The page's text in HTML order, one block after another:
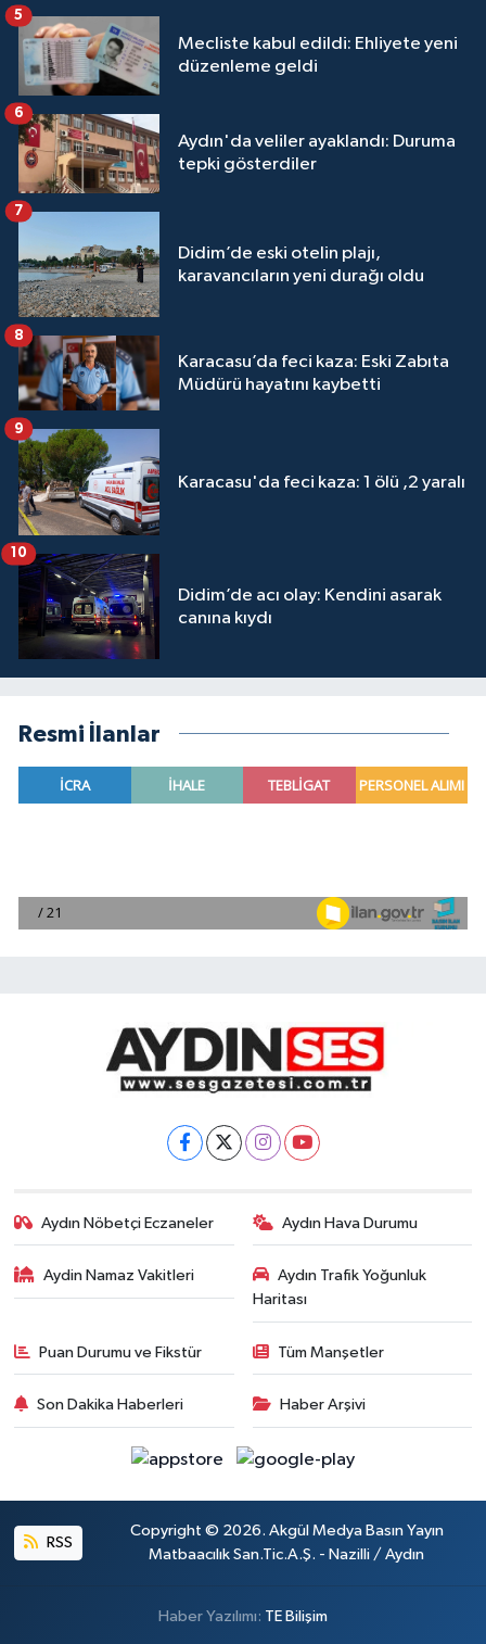
Mecliste kabul edildi: Ehliyete yeni
düzenleme geldi
5
Aydın'da veliler ayaklandı: Duruma
tepki gösterdiler
6
Didim’de eski otelin plajı,
karavancıların yeni durağı oldu
7
Karacasu’da feci kaza: Eski Zabıta
Müdürü hayatını kaybetti
8
Karacasu'da feci kaza: 1 ölü ,2 yaralı
9
Didim’de acı olay: Kendini asarak
canına kıydı
10
Resmi İlanlar
Aydın Nöbetçi Eczaneler Aydın Hava Durumu
Aydin Namaz Vakitleri
Aydın Trafik Yoğunluk
Haritası
Puan Durumu ve Fikstür Tüm Manşetler
Son Dakika Haberleri Haber Arşivi
RSS
Copyright © 2026. Akgül Medya Basın Yayın
Matbaacılık San.Tic.A.Ş. - Nazilli / Aydın
Haber Yazılımı: TE Bilişim